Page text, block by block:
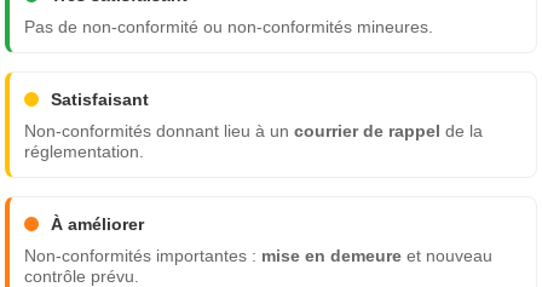
Pas de non-conformité ou non-conformités mineures.
Satisfaisant
Non-conformités donnant lieu à uncourrier de rappel de la
réglementation.
À améliorer
Non-conformités importantes : mise en demeure et nouveau
contrôle prévu.